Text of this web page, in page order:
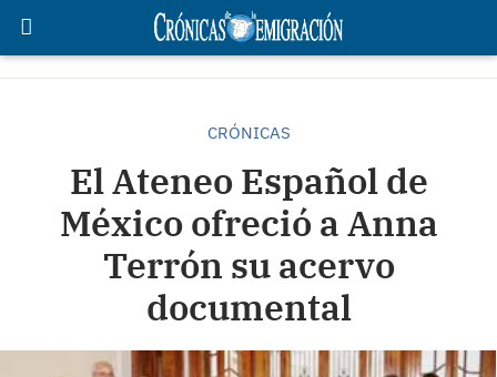
CRÓNICAS
El Ateneo Español de
México ofreció a Anna
Terrón su acervo
documental